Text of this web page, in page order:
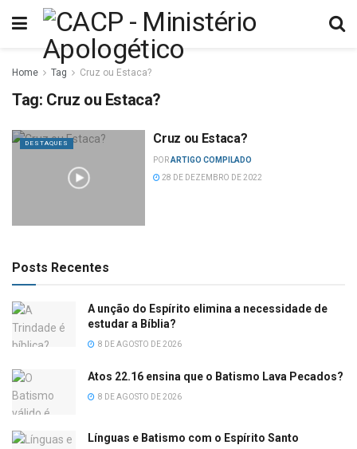
Home Tag Cruz ou Estaca?
Tag: Cruz ou Estaca?
DESTAQUES Cruz ou Estaca?
PORARTIGO COMPILADO
28 DE DEZEMBRO DE 2022
Posts Recentes
A unção do Espírito elimina a necessidade de
estudar a Bíblia?
8 DE AGOSTO DE 2026
Atos 22.16 ensina que o Batismo Lava Pecados?
8 DE AGOSTO DE 2026
Línguas e Batismo com o Espírito Santo